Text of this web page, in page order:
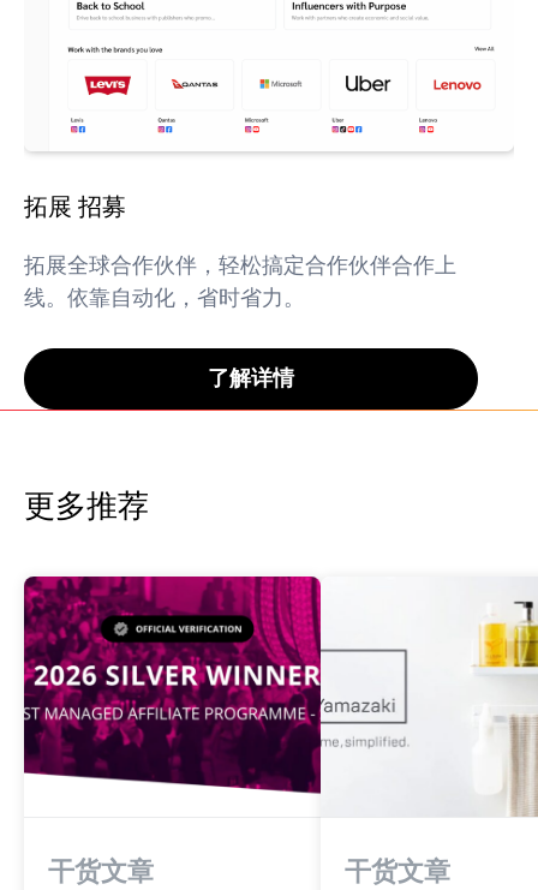
拓展 招募
拓展全球合作伙伴，轻松搞定合作伙伴合作上
线。依靠自动化，省时省力。
了解详情
更多推荐
干货文章 干货文章